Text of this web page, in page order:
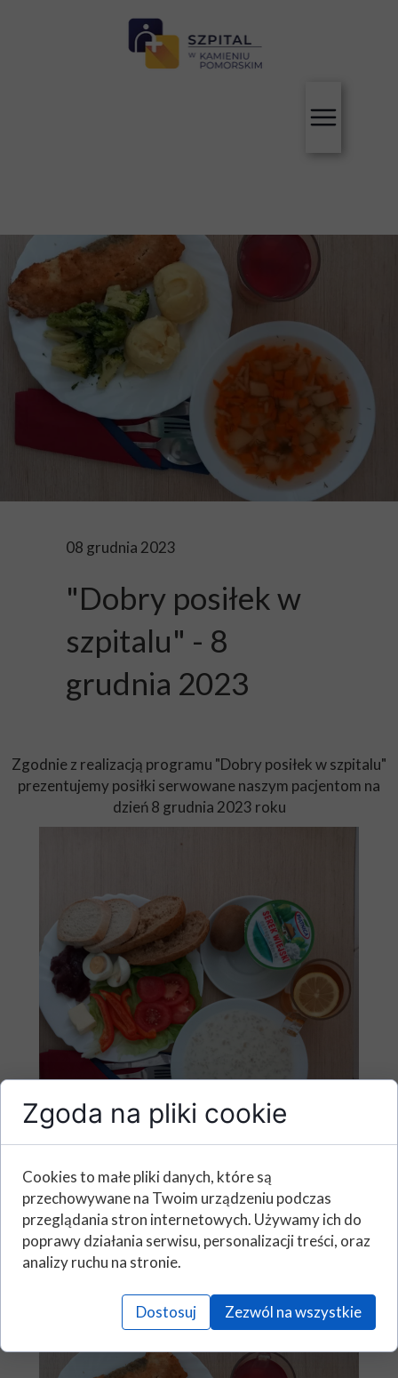
08 grudnia 2023
"Dobry posiłek w
szpitalu" - 8
grudnia 2023
Zgodnie z realizacją programu "Dobry posiłek w szpitalu"
prezentujemy posiłki serwowane naszym pacjentom na
dzień 8 grudnia 2023 roku
Zgoda na pliki cookie
Cookies to małe pliki danych, które są
przechowywane na Twoim urządzeniu podczas
przeglądania stron internetowych. Używamy ich do
poprawy działania serwisu, personalizacji treści, oraz
analizy ruchu na stronie.
Dostosuj Zezwól na wszystkie